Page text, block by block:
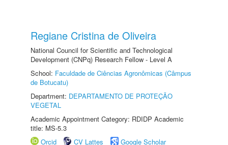
Regiane Cristina de Oliveira
National Council for Scientific and Technological
Development (CNPq) Research Fellow - Level A
School: Faculdade de Ciências Agronômicas (Câmpus
de Botucatu)
Department: DEPARTAMENTO DE PROTEÇÃO
VEGETAL
Academic Appointment Category: RDIDP Academic
title: MS-5.3
Orcid
CV Lattes Google Scholar